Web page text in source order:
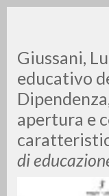
Giussani,
educativo
apertura e
di